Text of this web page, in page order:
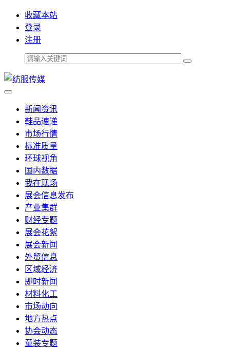
收藏本站
登录
注册
新闻资讯
鞋品速递
市场行情
标准质量
环球视角
国内数据
我在现场
展会信息发布
产业集群
财经专题
展会花絮
展会新闻
外贸信息
区域经济
即时新闻
材料化工
市场动向
地方热点
协会动态
童装专题